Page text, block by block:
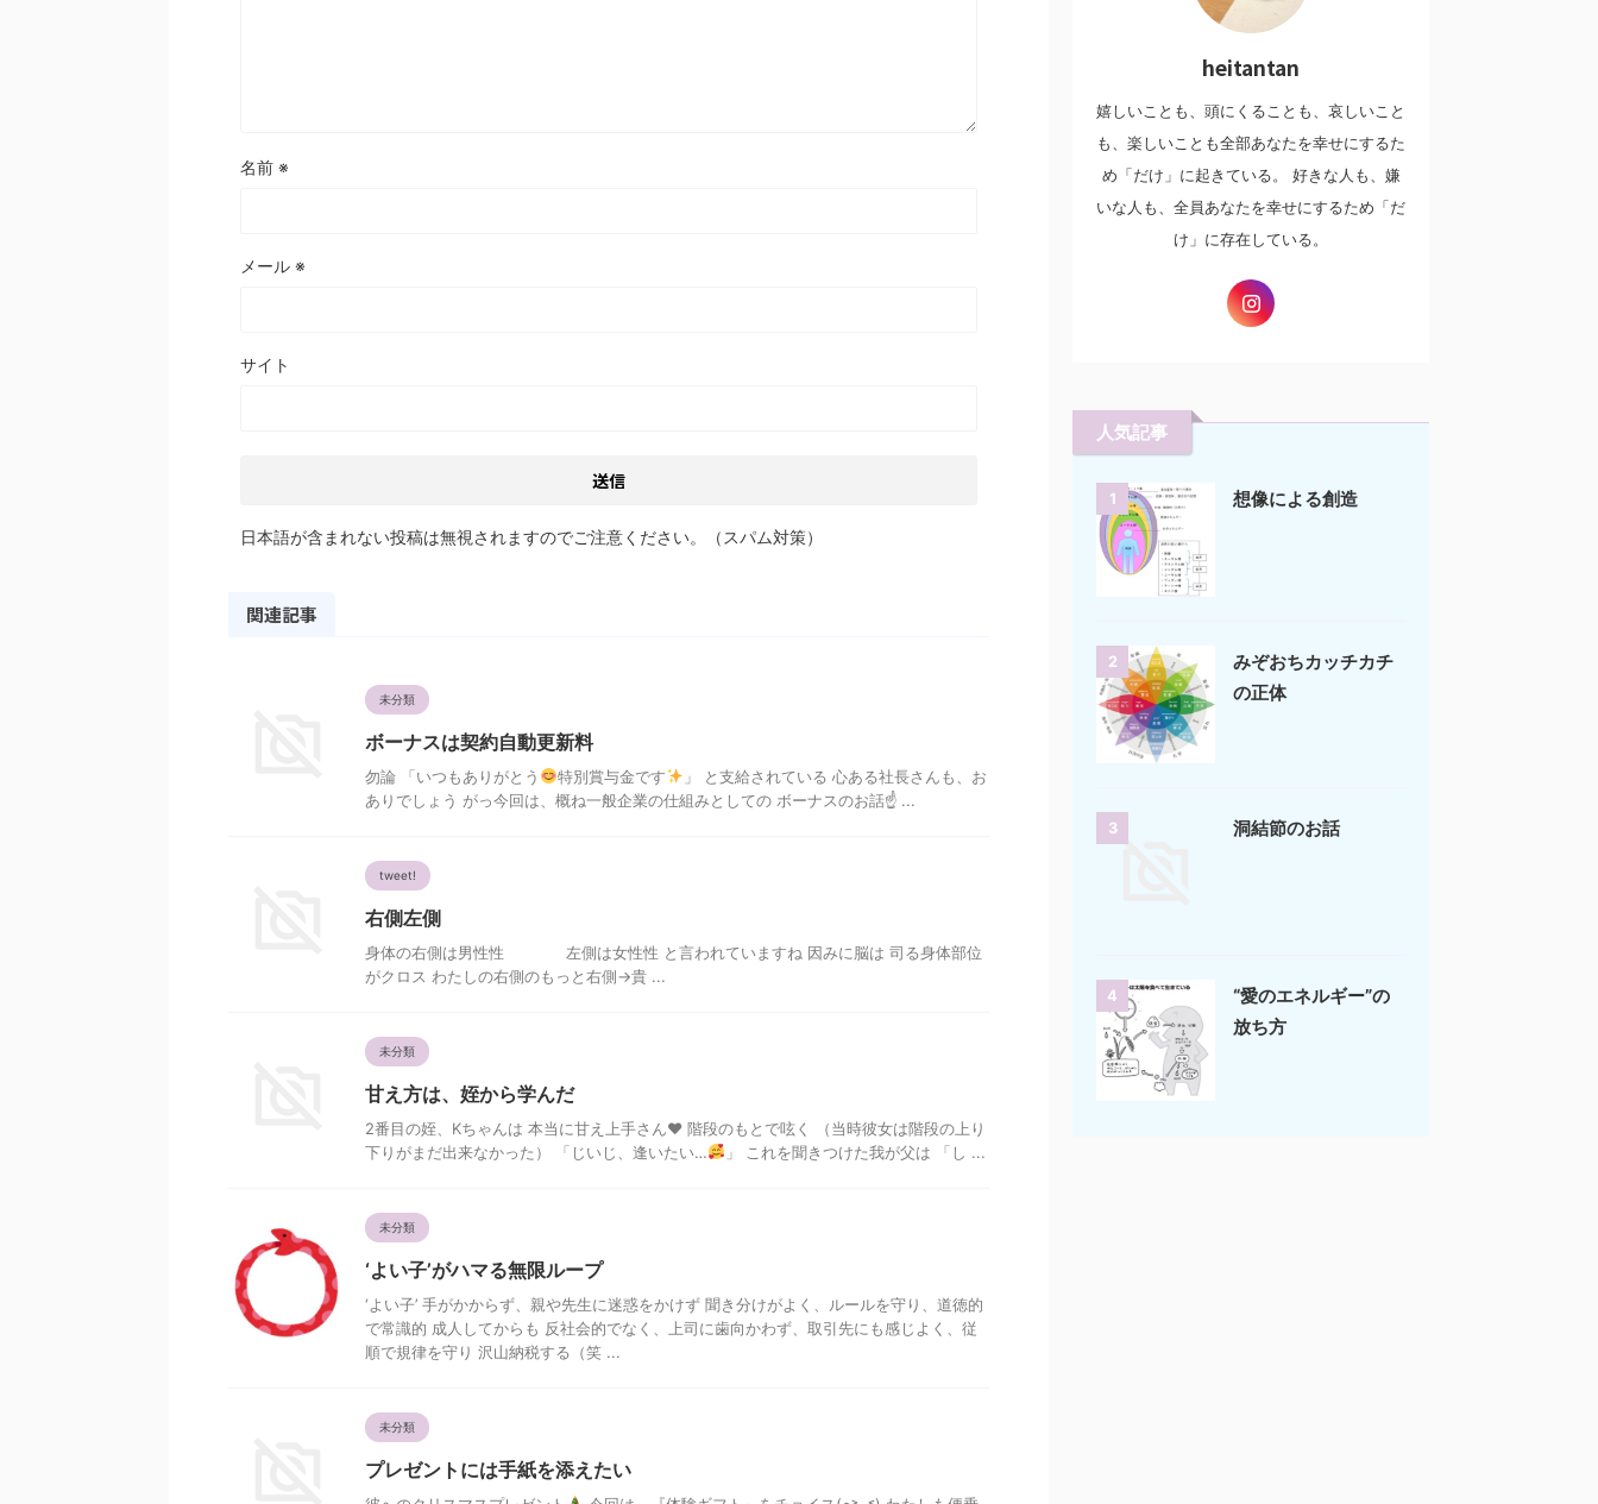
名前 ※
メール ※
サイト
日本語が含まれない投稿は無視されますのでご注意ください。（スパム対策）
関連記事
未分類
ボーナスは契約自動更新料
勿論 「いつもありがとう 特別賞与金です
」 と支給されている 心ある社長さんも、お
ありでしょう がっ今回は、概ね一般企業の仕組みとしての ボーナスのお話☝ ...
tweet!
右側左側
身体の右側は男性性 左側は女性性 と言われていますね 因みに脳は 司る身体部位
がクロス わたしの右側のもっと右側→貴 ...
未分類
甘え方は、姪から学んだ
2番目の姪、Kちゃんは 本当に甘え上手さん❤︎ 階段のもとで呟く （当時彼女は階段の上り
下りがまだ出来なかった） 「じいじ、逢いたい…
」 これを聞きつけた我が父は 「し ...
未分類
‘よい子’がハマる無限ループ
‘よい子’ 手がかからず、親や先生に迷惑をかけず 聞き分けがよく、ルールを守り、道徳的
で常識的 成人してからも 反社会的でなく、上司に歯向かわず、取引先にも感じよく、従
順で規律を守り 沢山納税する（笑 ...
未分類
プレゼントには手紙を添えたい
heitantan
嬉しいことも、頭にくることも、哀しいこと
も、楽しいことも全部あなたを幸せにするた
め「だけ」に起きている。 好きな人も、嫌
いな人も、全員あなたを幸せにするため「だ
け」に存在している。
人気記事
1 想像による創造
2
みぞおちカッチカチ
の正体
3 洞結節のお話
4
“愛のエネルギー”の
放ち方